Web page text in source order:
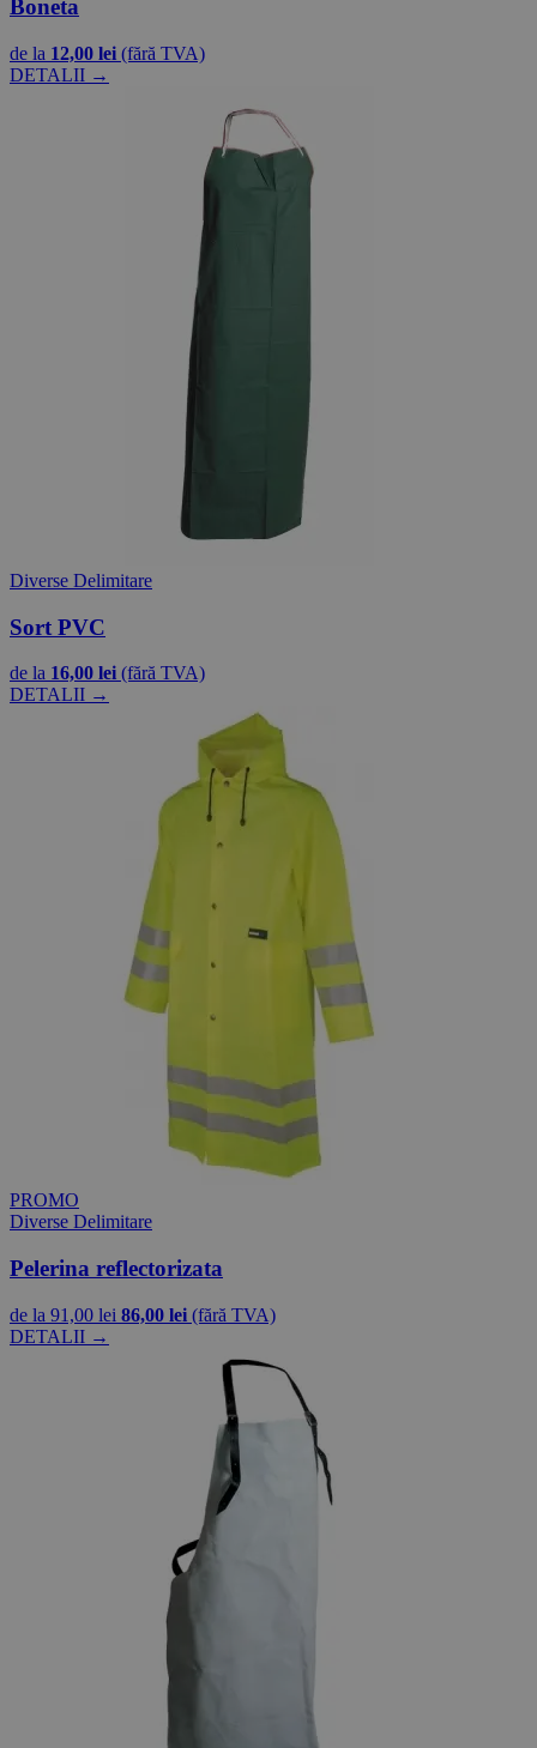
Boneta
de la 12,00 lei (fără TVA)
DETALII →
Diverse Delimitare
Sort PVC
de la 16,00 lei (fără TVA)
DETALII →
PROMO
Diverse Delimitare
Pelerina reflectorizata
de la 91,00 lei 86,00 lei (fără TVA)
DETALII →